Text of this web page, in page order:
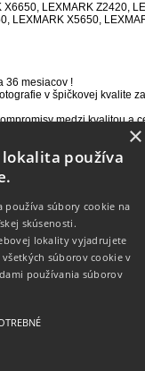
X6650, LEXMARK Z2420,
LEXMARK X5650,
36 mesiacov !
v špičkovej kvalite
medzi kvalitou a
ľahko a v
kvality. Môžete ich tak
sa konzistentnú
Informácie
onlineToner
Bonus
Ako vybrať tlačiareň?
NÁŠ NOVÝ E-SHOP
×
používa
používa súbory cookie na
skúsenosti.
lokality vyjadrujete
súborov cookie v
používania súborov